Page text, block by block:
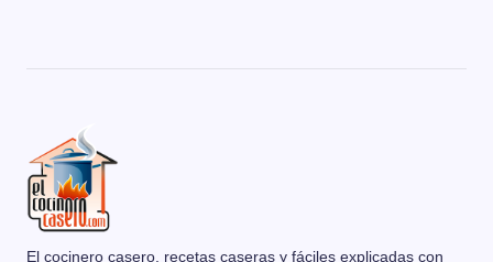
El cocinero casero, recetas caseras y fáciles explicadas con